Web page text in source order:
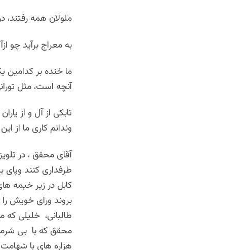
ملولان همه
به معراج برآید
ما خنده بر کدامین
آنچه است، مثل
تابکی از آل و از
وندانم کاری ما از
آقای محقق ، در
طرفداری کنند وپای
کابل در زیر خیمه
بروند ورای خویش
طالبانی، خلیلی که
محقق که با بی
هزاره های با